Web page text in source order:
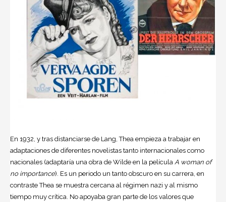
En 1932, y tras distanciarse de Lang, Thea empieza a trabajar en
adaptaciones de diferentes novelistas tanto internacionales como
nacionales (adaptaría una obra de Wilde en la película A woman of
no importance). Es un periodo un tanto obscuro en su carrera, en
contraste Thea se muestra cercana al régimen nazi y al mismo
tiempo muy crítica. No apoyaba gran parte de los valores que